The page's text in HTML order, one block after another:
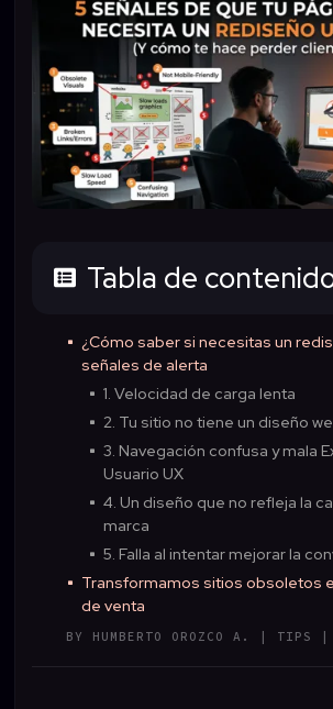
 Tabla de
^
¿Cómo saber si necesitas un
señales de alerta
^ 1. Velocidad de carga lenta
^ 2. Tu sitio no tiene un diseño
^
3. Navegación confusa y mala
Usuario UX
^
4. Un diseño que no refleja la
marca
^ 5. Falla al intentar mejorar la
^
Transformamos sitios obsoletos
de venta
BY HUMBERTO OROZCO A. TIPS